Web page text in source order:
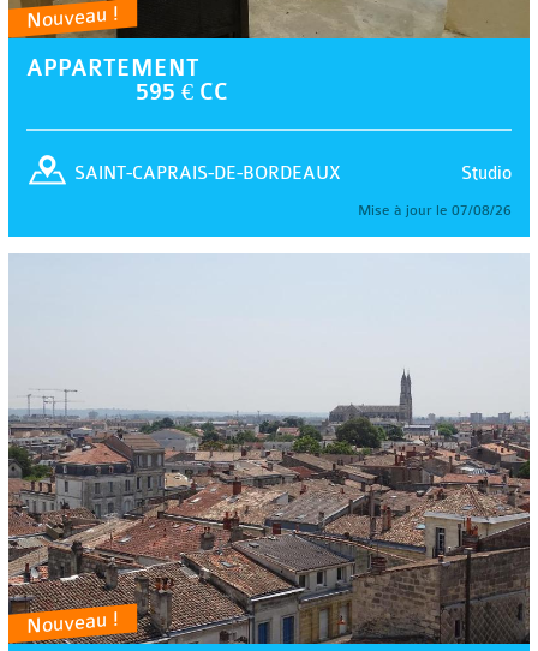
Nouveau !
APPARTEMENT
595 € CC
Studio
SAINT-CAPRAIS-DE-BORDEAUX
Mise à jour le 07/08/26
Nouveau !